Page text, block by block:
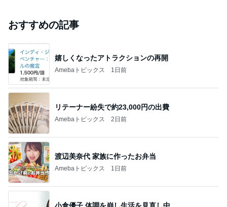
おすすめの記事
嬉しくなったアトラクションの再開
Amebaトピックス 1日前
リテーナー紛失で約23,000円の出費
Amebaトピックス 2日前
渡辺美奈代 家族に作ったお弁当
Amebaトピックス 1日前
小倉優子 体調を崩し生活を見直し中